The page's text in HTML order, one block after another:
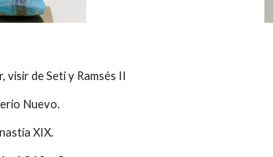
visir de Seti y Ramsés II
Nuevo.
XIX.